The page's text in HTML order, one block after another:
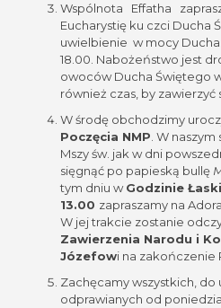
Wspólnota Effatha
Eucharystię ku czci Ducha
uwielbienie w mocy
18.00. Nabożeństwo jest
owoców Ducha Świętego
również czas, by zawierzyć
W środę obchodzimy
Poczęcia NMP. W
Mszy św. jak w dni
sięgnąć po papieską bullę
tym dniu wGodzinie
13.00 zapraszamy na
W jej trakcie zostanie
Zawierzenia Narodu i
Józefowi na zakończenie
Zachęcamy wszystkich, do
odprawianych od